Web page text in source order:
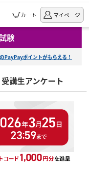
カート マイページ
験
PayPayポイントがもらえる！
講生アンケート